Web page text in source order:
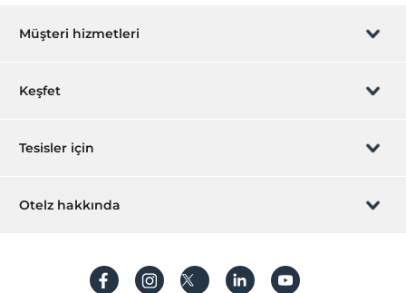
Müşteri hizmetleri
Rezervasyon yönet
Sıkça sorulan sorular
Keşfet
Hediye Kart
Hesap oluştur
Tesisler için
Hemen tesisinizi ekleyin
Otelz hakkında